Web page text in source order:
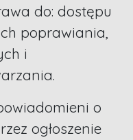
do: dostępu
poprawiania,
i
o
ogłoszenie